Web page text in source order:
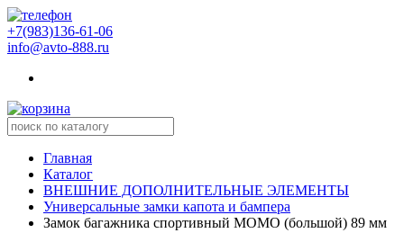
+7(983)136-61-06
info@avto-888.ru
Главная
Каталог
ВНЕШНИЕ ДОПОЛНИТЕЛЬНЫЕ ЭЛЕМЕНТЫ
Универсальные замки капота и бампера
Замок багажника спортивный MOMO (большой) 89 мм